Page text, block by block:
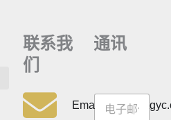
联系我
们
通讯
讯通
讯